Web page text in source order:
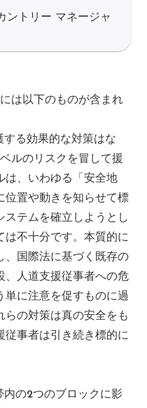
トリー マネージャ
は以下のものが含まれ
る効果的な対策はな
ルのリスクを冒して援
は、いわゆる「安全地
位置や動きを知らせて標
ステムを確立しようとし
は不十分です。本質的に
、国際法に基づく既存の
、人道支援従事者への危
単に注意を促すものに過
らの対策は真の安全をも
従事者は引き続き標的に
内の2つのブロックに影